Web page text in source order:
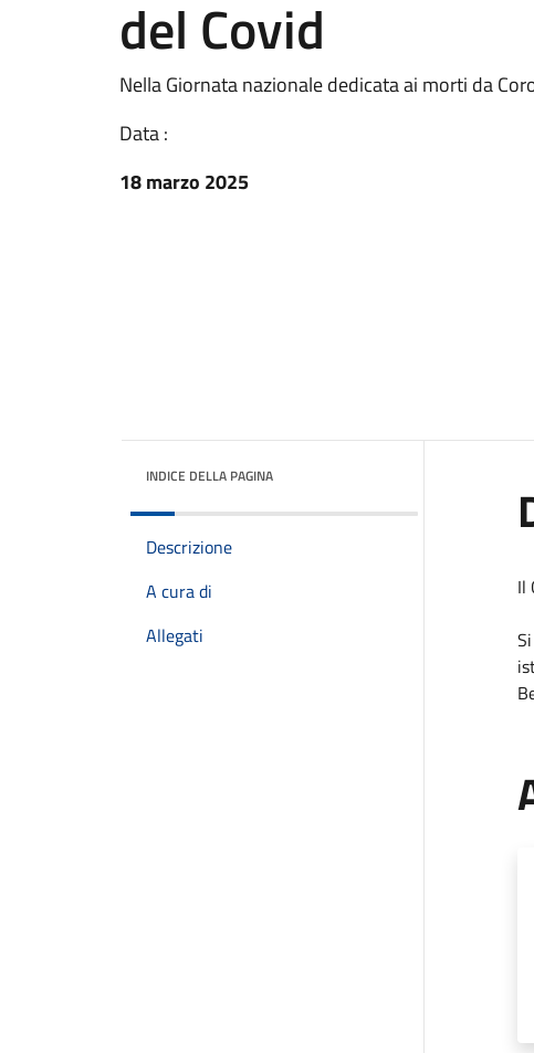
del Covid
Nella Giornata nazionale dedicata ai morti da
Data :
18 marzo 2025
INDICE DELLA PAGINA
Descrizione
A cura di
Allegati
Il